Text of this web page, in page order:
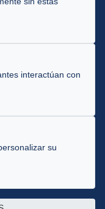
interactúan con
su